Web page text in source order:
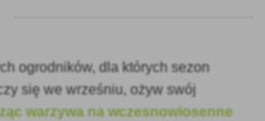
ogrodników, dla których sezon
się we wrześniu, ożyw swój
warzywa na wczesnowiosenne